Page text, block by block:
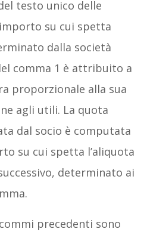
testo unico delle
su cui spetta
dalla società
comma 1 è attribuito a
proporzionale alla sua
agli utili. La quota
dal socio è computata
su cui spetta l’aliquota
determinato ai
precedenti sono